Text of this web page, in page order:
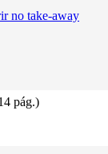
no take-away
pág.)